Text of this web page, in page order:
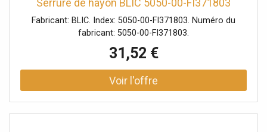
Serrure de hayon BLIC 5050-00-FI371803
Fabricant: BLIC. Index: 5050-00-FI371803. Numéro du
fabricant: 5050-00-FI371803.
31,52 €